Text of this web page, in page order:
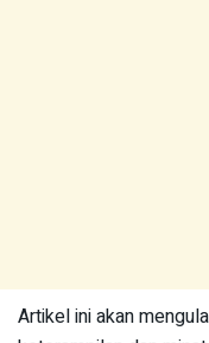
Artikel ini akan